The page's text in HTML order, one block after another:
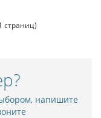
страниц)
напишите